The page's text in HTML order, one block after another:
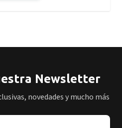
Newsletter
novedades y mucho más